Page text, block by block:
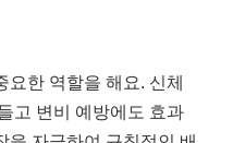
요한 역할을 해요. 신체
고 변비 예방에도 효과